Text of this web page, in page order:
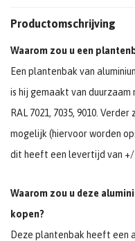
Productomschrijving
Waarom zou u een
Een plantenbak van
is hij gemaakt van
RAL 7021, 7035, 9010.
mogelijk (hiervoor worden
dit heeft een levertijd van
Waarom zou u deze
kopen?
Deze plantenbak heeft een